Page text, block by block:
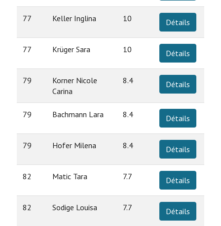
77 Keller Inglina 10 Détails
77 Krüger Sara 10 Détails
79
Korner Nicole
Carina
8.4 Détails
79 Bachmann Lara 8.4 Détails
79 Hofer Milena 8.4 Détails
82 Matic Tara 7.7 Détails
82 Sodige Louisa 7.7 Détails